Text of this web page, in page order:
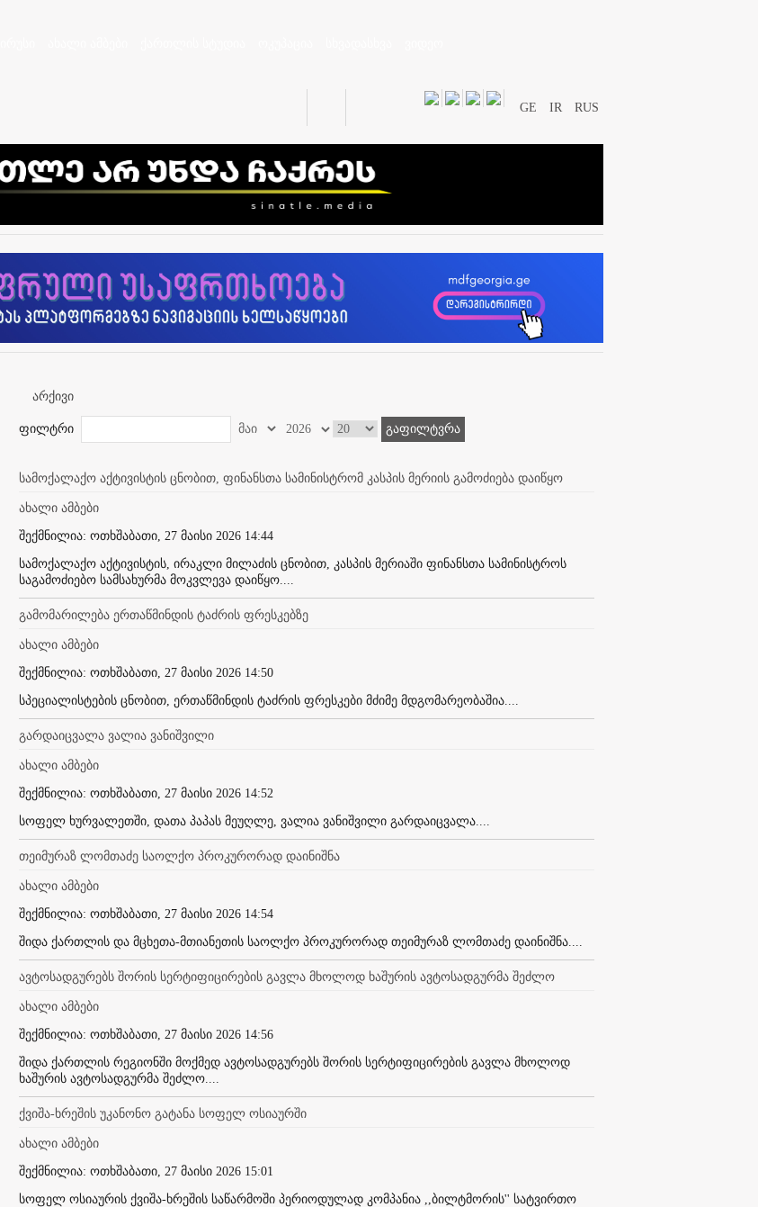
GE IR RUS
არქივი
ფილტრი გაფილტვრა
სამოქალაქო აქტივისტის ცნობით, ფინანსთა სამინისტრომ კასპის მერიის გამოძიება დაიწყო
ახალი ამბები
შექმნილია: ოთხშაბათი, 27 მაისი 2026 14:44
სამოქალაქო აქტივისტის, ირაკლი მილაძის ცნობით, კასპის მერიაში ფინანსთა სამინისტროს
საგამოძიებო სამსახურმა მოკვლევა დაიწყო....
გამომარილება ერთაწმინდის ტაძრის ფრესკებზე
ახალი ამბები
შექმნილია: ოთხშაბათი, 27 მაისი 2026 14:50
სპეციალისტების ცნობით, ერთაწმინდის ტაძრის ფრესკები მძიმე მდგომარეობაშია....
გარდაიცვალა ვალია ვანიშვილი
ახალი ამბები
შექმნილია: ოთხშაბათი, 27 მაისი 2026 14:52
სოფელ ხურვალეთში, დათა პაპას მეუღლე, ვალია ვანიშვილი გარდაიცვალა....
თეიმურაზ ლომთაძე საოლქო პროკურორად დაინიშნა
ახალი ამბები
შექმნილია: ოთხშაბათი, 27 მაისი 2026 14:54
შიდა ქართლის და მცხეთა-მთიანეთის საოლქო პროკურორად თეიმურაზ ლომთაძე დაინიშნა....
ავტოსადგურებს შორის სერტიფიცირების გავლა მხოლოდ ხაშურის ავტოსადგურმა შეძლო
ახალი ამბები
შექმნილია: ოთხშაბათი, 27 მაისი 2026 14:56
შიდა ქართლის რეგიონში მოქმედ ავტოსადგურებს შორის სერტიფიცირების გავლა მხოლოდ
ხაშურის ავტოსადგურმა შეძლო....
ქვიშა-ხრეშის უკანონო გატანა სოფელ ოსიაურში
ახალი ამბები
შექმნილია: ოთხშაბათი, 27 მაისი 2026 15:01
სოფელ ოსიაურის ქვიშა-ხრეშის საწარმოში პერიოდულად კომპანია ,,ბილტმორის'' სატვირთო